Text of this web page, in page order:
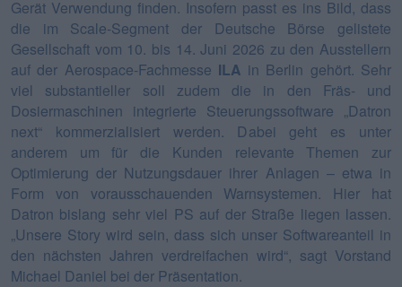
Gerät Verwendung finden. Insofern passt es ins Bild, dass
die im Scale-Segment der Deutsche Börse gelistete
Gesellschaft vom 10. bis 14. Juni 2026 zu den Ausstellern
auf der Aerospace-Fachmesse ILA in Berlin gehört. Sehr
viel substantieller soll zudem die in den Fräs- und
Dosiermaschinen integrierte Steuerungssoftware „Datron
next“ kommerzialisiert werden. Dabei geht es unter
anderem um für die Kunden relevante Themen zur
Optimierung der Nutzungsdauer ihrer Anlagen – etwa in
Form von vorausschauenden Warnsystemen. Hier hat
Datron bislang sehr viel PS auf der Straße liegen lassen.
„Unsere Story wird sein, dass sich unser Softwareanteil in
den nächsten Jahren verdreifachen wird“, sagt Vorstand
Michael Daniel bei der Präsentation.